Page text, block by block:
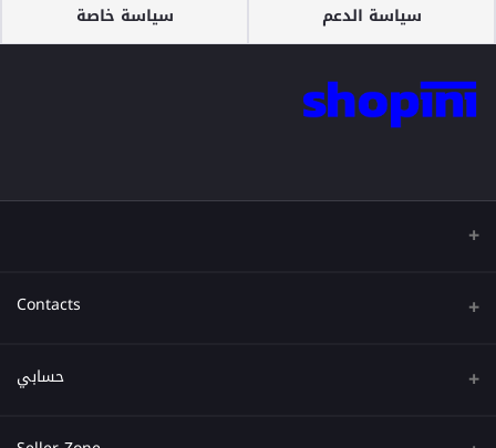
سياسة الدعم سياسة خاصة
Contacts
عنوان
حسابي